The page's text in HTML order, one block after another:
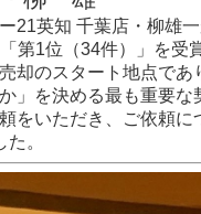
21英知 千葉店・柳雄一
第1位（34件）」を受
却のスタート地点であ
」を決める最も重要な
をいただき、ご依頼に
。